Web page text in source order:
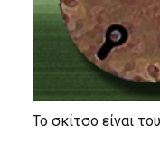
Το σκίτσο είναι